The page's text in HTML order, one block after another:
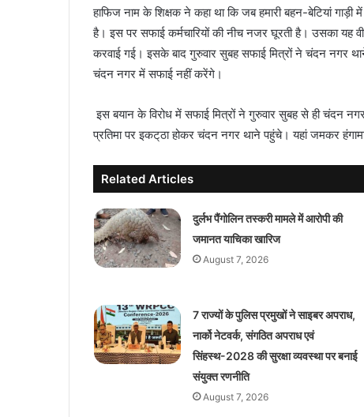
हाफिज नाम के शिक्षक ने कहा था कि जब हमारी बहन-बेटियां
है। इस पर सफाई कर्मचारियों की नीच नजर घूरती है। उसका यह
करवाई गई। इसके बाद गुरुवार सुबह सफाई मित्रों ने चंदन नगर
चंदन नगर में सफाई नहीं करेंगे।
इस बयान के विरोध में सफाई मित्रों ने गुरुवार सुबह से ही चंदन
प्रतिमा पर इकट्‌ठा होकर चंदन नगर थाने पहुंचे। यहां जमकर
Related Articles
दुर्लभ पैंगोलिन तस्करी मामले में आरोपी की
जमानत याचिका खारिज
August 7, 2026
7 राज्यों के पुलिस प्रमुखों ने साइबर अपराध,
नार्को नेटवर्क, संगठित अपराध एवं
सिंहस्थ-2028 की सुरक्षा व्यवस्था पर बनाई
संयुक्त रणनीति
August 7, 2026